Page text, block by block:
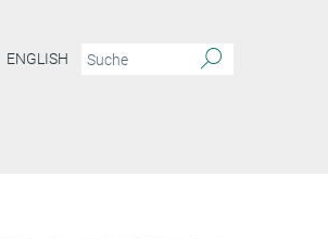
ENGLISH